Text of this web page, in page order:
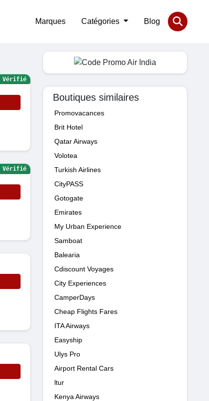
Marques Catégories Blog
Vérifié
Vérifié
Boutiques similaires
Promovacances
Brit Hotel
Qatar Airways
Volotea
Turkish Airlines
CityPASS
Gotogate
Emirates
My Urban Experience
Samboat
Balearia
Cdiscount Voyages
City Experiences
CamperDays
Cheap Flights Fares
ITA Airways
Easyship
Ulys Pro
Airport Rental Cars
ltur
Kenya Airways